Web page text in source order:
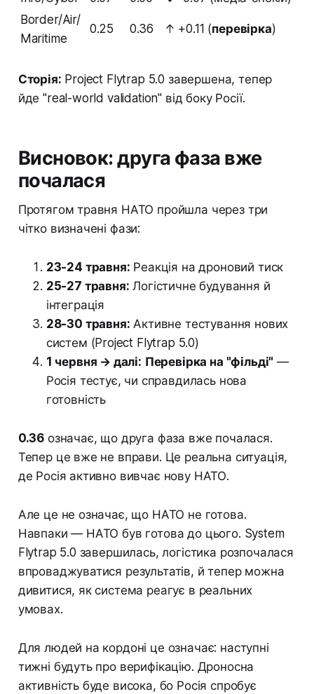
Border/Air/
Maritime
0.25 0.36 ↑ +0.11 (перевірка)
Сторія: Project Flytrap 5.0 завершена, тепер
йде "real-world validation" від боку Росії.
Висновок: друга фаза вже
почалася
Протягом травня НАТО пройшла через три
чітко визначені фази:
23-24 травня: Реакція на дроновий тиск
25-27 травня: Логістичне будування й
інтеграція
28-30 травня: Активне тестування нових
систем (Project Flytrap 5.0)
1 червня → далі: Перевірка на "фільді" —
Росія тестує, чи справдилась нова
готовність
0.36 означає, що друга фаза вже почалася.
Тепер це вже не вправи. Це реальна ситуація,
де Росія активно вивчає нову НАТО.
Але це не означає, що НАТО не готова.
Навпаки — НАТО був готова до цього. System
Flytrap 5.0 завершилась, логістика розпочалася
впроваджуватися результатів, й тепер можна
дивитися, як система реагує в реальних
умовах.
Для людей на кордоні це означає: наступні
тижні будуть про верифікацію. Дроносна
активність буде висока, бо Росія спробує